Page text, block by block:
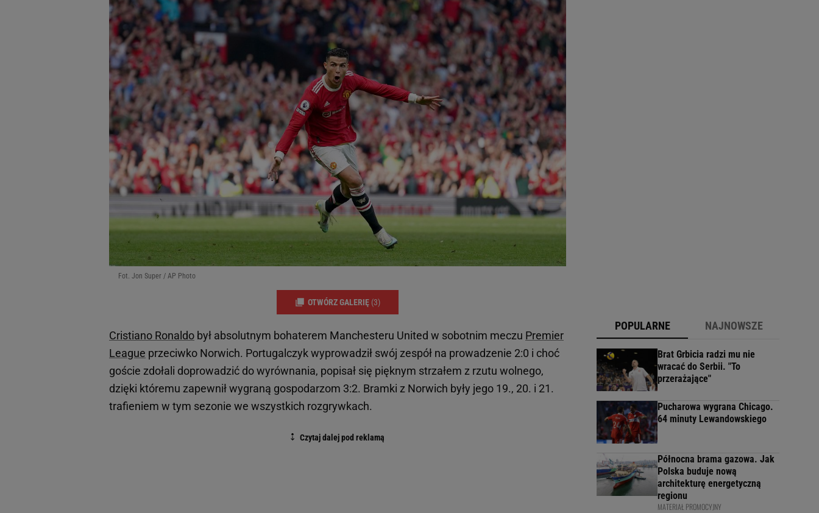
Fot. Jon Super / AP Photo
OTWÓRZ GALERIĘ (3)
Cristiano Ronaldo był absolutnym bohaterem Manchesteru United w sobotnim meczu Premier
League przeciwko Norwich. Portugalczyk wyprowadził swój zespół na prowadzenie 2:0 i choć
goście zdołali doprowadzić do wyrównania, popisał się pięknym strzałem z rzutu wolnego,
dzięki któremu zapewnił wygraną gospodarzom 3:2. Bramki z Norwich były jego 19., 20. i 21.
trafieniem w tym sezonie we wszystkich rozgrywkach.
POPULARNE NAJNOWSZE
Brat Grbicia radzi mu nie
wracać do Serbii. "To
przerażające"
Pucharowa wygrana Chicago.
64 minuty Lewandowskiego
Północna brama gazowa. Jak
Polska buduje nową
architekturę energetyczną
regionu
MATERIAŁ PROMOCYJNY